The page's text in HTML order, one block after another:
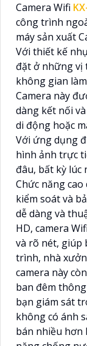
Camera Wifi
công trình
máy sản xuất
Với thiết kế
đặt ở những vị
không gian
Camera này
dàng kết nối
di động hoặc
Với ứng dụng
hình ảnh trực
đâu, bất kỳ lúc
Chức năng
kiểm soát và
dễ dàng và
HD, camera Wifi
và rõ nét, giúp
trình, nhà
camera này
ban đêm
bạn giám sát
không có ánh
bán nhiều hơn